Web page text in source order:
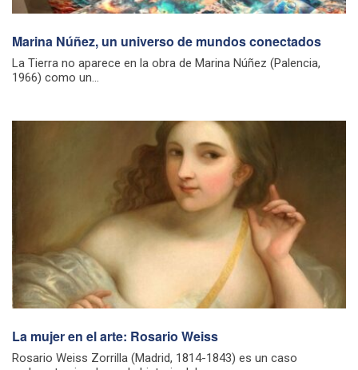
Marina Núñez, un universo de mundos conectados
La Tierra no aparece en la obra de Marina Núñez (Palencia,
1966) como un...
La mujer en el arte: Rosario Weiss
Rosario Weiss Zorrilla (Madrid, 1814-1843) es un caso